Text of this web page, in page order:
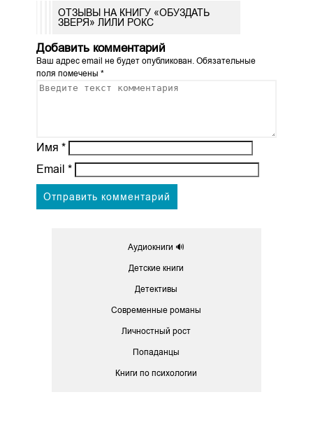
ОТЗЫВЫ НА КНИГУ «ОБУЗДАТЬ
ЗВЕРЯ» ЛИЛИ РОКС
Добавить комментарий
Ваш адрес email не будет опубликован. Обязательные
поля помечены *
Имя *
Email *
Аудиокниги 🔊
Детские книги
Детективы
Современные романы
Личностный рост
Попаданцы
Книги по психологии